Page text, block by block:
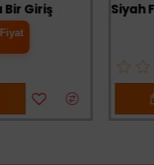
Giriş